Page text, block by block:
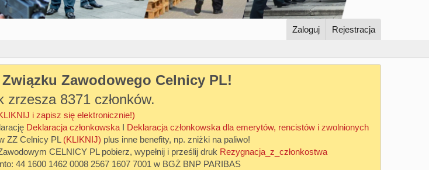
Zaloguj Rejestracja
Zawodowego Celnicy PL!
zrzesza 8371 członków.
i zapisz się elektronicznie!)
Deklaracja członkowska I Deklaracja członkowska dla emerytów, rencistów i zwolnionych
ZZ Celnicy PL (KLIKNIJ) plus inne benefity, np. zniżki na paliwo!
CELNICY PL pobierz, wypełnij i prześlij druk Rezygnacja_z_członkostwa
44 1600 1462 0008 2567 1607 7001 w BGŻ BNP PARIBAS